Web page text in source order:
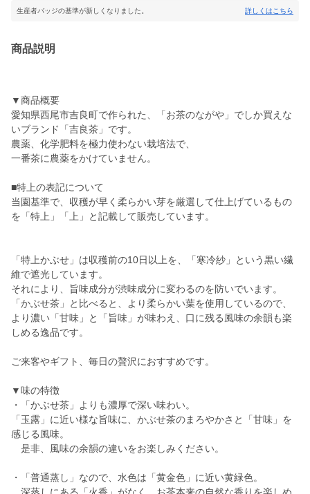
生産者バッジの基準が新しくなりました。 詳しくはこちら
商品説明
▼商品概要
愛知県西尾市吉良町で作られた、「お茶のながや」でしか買えな
いブランド「吉良茶」です。
農薬、化学肥料を極力使わない栽培法で、
一番茶に農薬をかけていません。
■特上の表記について
当園基準で、収穫が早く柔らかい芽を厳選して仕上げているもの
を「特上」「上」と記載して販売しています。
「特上かぶせ」は収穫前の10日以上を、「寒冷紗」という黒い繊
維で遮光しています。
それにより、旨味成分が渋味成分に変わるのを防いでいます。
「かぶせ茶」と比べると、より柔らかい葉を使用しているので、
より濃い「甘味」と「旨味」が味わえ、口に残る風味の余韻も楽
しめる逸品です。
ご来客やギフト、毎日の贅沢におすすめです。
▼味の特徴
・「かぶせ茶」よりも濃厚で深い味わい。
「玉露」に近い様な旨味に、かぶせ茶のまろやかさと「甘味」を
感じる風味。
是非、風味の余韻の違いをお楽しみください。
・「普通蒸し」なので、水色は「黄金色」に近い黄緑色。